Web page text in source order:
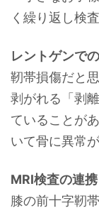
く繰り返し検
レントゲンで
靭帯損傷だと
剥がれる「剥
ていることが
いて骨に異常
MRI検査の連携
膝の前十字靭